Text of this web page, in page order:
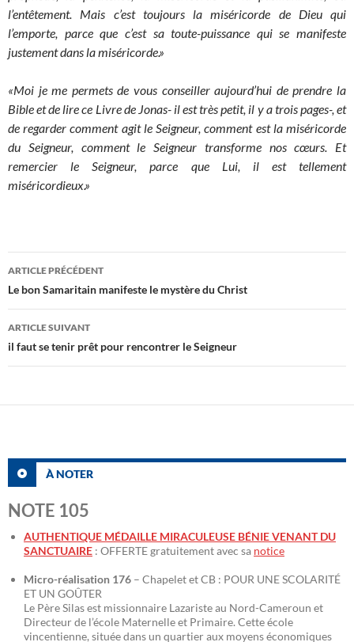
l’entêtement. Mais c’est toujours la miséricorde de Dieu qui
l’emporte, parce que c’est sa toute-puissance qui se manifeste
justement dans la miséricorde.»
«Moi je me permets de vous conseiller aujourd’hui de prendre la
Bible et de lire ce Livre de Jonas- il est très petit, il y a trois pages-, et
de regarder comment agit le Seigneur, comment est la miséricorde
du Seigneur, comment le Seigneur transforme nos cœurs. Et
remercier le Seigneur, parce que Lui, il est tellement
miséricordieux.»
Navigation
des
articles
ARTICLE PRÉCÉDENT
Le bon Samaritain manifeste le mystère du Christ
ARTICLE SUIVANT
il faut se tenir prêt pour rencontrer le Seigneur
À NOTER
NOTE 105
AUTHENTIQUE MÉDAILLE MIRACULEUSE BÉNIE VENANT DU
SANCTUAIRE : OFFERTE gratuitement avec sa notice
Micro-réalisation 176 – Chapelet et CB : POUR UNE SCOLARITÉ
ET UN GOÛTER
Le Père Silas est missionnaire Lazariste au Nord-Cameroun et
Directeur de l’école Maternelle et Primaire. Cette école
vincentienne, située dans un quartier aux moyens économiques